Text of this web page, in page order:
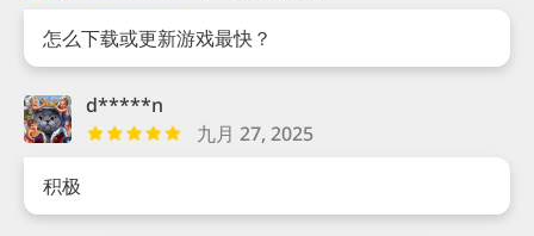
怎么下载或更新游戏最快？
d*****n
九月 27, 2025
积极